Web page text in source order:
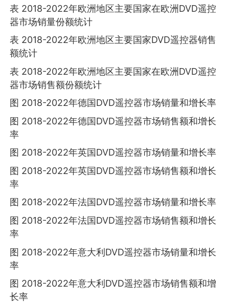
表 2018-2022年欧洲地区主要国家在欧洲DVD遥控
器市场销量份额统计
表 2018-2022年欧洲地区主要国家DVD遥控器销售
额统计
表 2018-2022年欧洲地区主要国家在欧洲DVD遥控
器市场销售额份额统计
图 2018-2022年德国DVD遥控器市场销量和增长率
图 2018-2022年德国DVD遥控器市场销售额和增长
率
图 2018-2022年英国DVD遥控器市场销量和增长率
图 2018-2022年英国DVD遥控器市场销售额和增长
率
图 2018-2022年法国DVD遥控器市场销量和增长率
图 2018-2022年法国DVD遥控器市场销售额和增长
率
图 2018-2022年意大利DVD遥控器市场销量和增长
率
图 2018-2022年意大利DVD遥控器市场销售额和增
长率